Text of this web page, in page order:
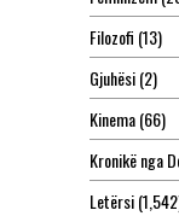
Filozofi (13)
Gjuhësi(2)
Kinema(66)
Kronikë nga
Letërsi